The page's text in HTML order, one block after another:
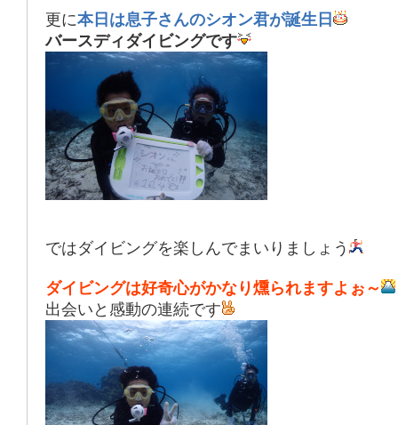
更に本日は息子さんのシオン君が誕生日
バースディダイビングです
ではダイビングを楽しんでまいりましょう
ダイビングは好奇心がかなり燻られますよぉ～
出会いと感動の連続です